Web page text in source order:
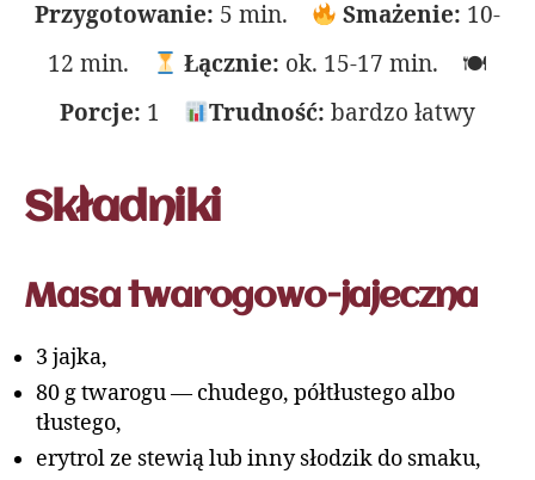
Przygotowanie: 5 min. Smażenie: 10-
12 min.
Łącznie: ok. 15-17 min. 🍽
Porcje: 1 Trudność: bardzo łatwy
Składniki
Masa twarogowo-jajeczna
3 jajka,
80 g twarogu — chudego, półtłustego albo
tłustego,
erytrol ze stewią lub inny słodzik do smaku,